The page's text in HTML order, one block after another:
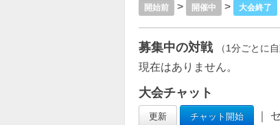
開始前
> 開催中 > 大会終了
募集中の対戦 （1分ごとに
現在はありません。
大会チャット
｜